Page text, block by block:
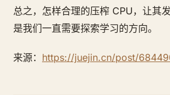
总之，怎样合理的压榨 CPU，让其
是我们一直需要探索学习的方向。
来源： https://juejin.cn/post/